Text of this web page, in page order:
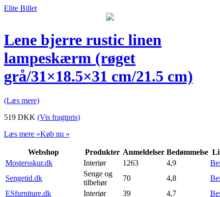
Elite Billet
Lene bjerre rustic linen
lampeskærm (røget
grå/31×18.5×31 cm/21.5 cm)
(Læs mere)
519 DKK (Vis fragtpris)
Læs mere »Køb nu »
Webshop Produkter Anmeldelser Bedømmelse
Mostersskur.dk
Interiør 1263 4,9
Sengetid.dk
Senge og
tilbehør
70 4,8
ESfurniture.dk
Interiør 39 4,7